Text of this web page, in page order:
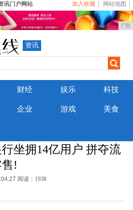
讯门户网站 加入收藏 网站地图
广告
资讯
财经 娱乐 科技
企业 游戏 美食
坐拥14亿用户 拼夺流
!
阅读：1938